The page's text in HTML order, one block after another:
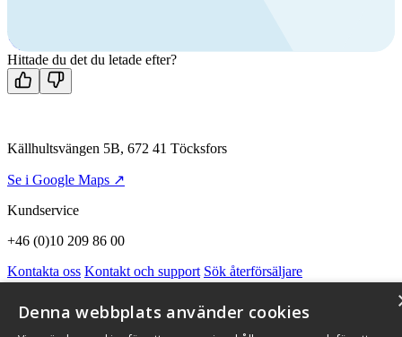
Kontakta oss
Hittade du det du letade efter?
Källhultsvängen 5B, 672 41 Töcksfors
Se i Google Maps ↗
Kundservice
+46 (0)10 209 86 00
Kontakta oss Kontakt och support Sök återförsäljare
Integritetspolicy och cookies
Om Flexit
Aktuellt Miljö och kvalitetssäkring Alarmkoder
Qnister Visselblåsningsfunktion
Denna webbplats använder cookies